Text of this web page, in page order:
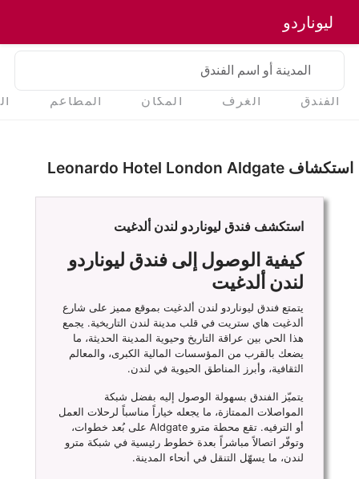
ليوناردو
المدينة أو اسم الفندق
الفندق الغرف المكان المطاعم
استكشاف Leonardo Hotel London Aldgate
استكشف فندق ليوناردو لندن ألدغيت
كيفية الوصول إلى فندق ليوناردو
لندن ألدغيت
يتمتع فندق ليوناردو لندن ألدغيت بموقع مميز على شارع
ألدغيت هاي ستريت في قلب مدينة لندن التاريخية. يجمع
هذا الحي بين عراقة التاريخ وحيوية المدينة الحديثة، ما
يضعك بالقرب من المؤسسات المالية الكبرى، والمعالم
الثقافية، وأبرز المناطق الحيوية في لندن.
يتميّز الفندق بسهولة الوصول إليه بفضل شبكة
المواصلات الممتازة، ما يجعله خياراً مناسباً لرحلات العمل
أو الترفيه. تقع محطة مترو Aldgate على بُعد خطوات،
وتوفّر اتصالاً مباشراً بعدة خطوط رئيسية في شبكة مترو
لندن، ما يسهّل التنقل في أنحاء المدينة.